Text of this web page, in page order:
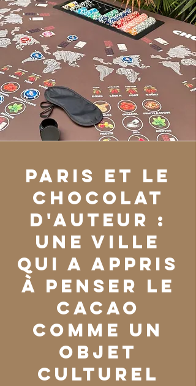
Paris et le
chocolat
d'auteur :
une ville
qui a appris
à penser le
cacao
comme un
objet
culturel